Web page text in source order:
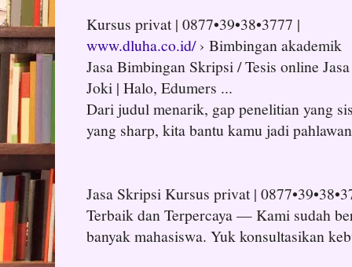
Kursus privat | 0877•39•38•3777 |
www.dluha.co.id/› Bimbingan akademik
Jasa Bimbingan Skripsi / Tesis online
Joki | Halo, Edumers ...
Dari judul menarik, gap penelitian yang
yang sharp, kita bantu kamu jadi
Jasa Skripsi Kursus privat |
Terbaik dan Terpercaya — Kami sudah
banyak mahasiswa. Yuk konsultasikan